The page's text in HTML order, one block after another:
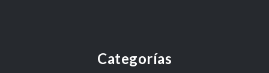
Categorías